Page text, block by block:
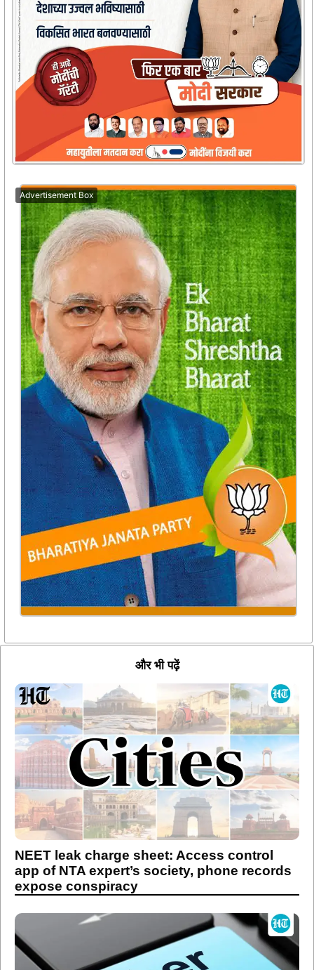
Advertisement Box
और भी पढ़ें
NEET leak charge sheet: Access control
app of NTA expert’s society, phone records
expose conspiracy